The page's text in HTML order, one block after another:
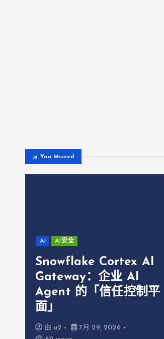
You Missed
AI AI安全
Snowflake Cortex AI
Gateway：企业 AI
Agent 的「信任控制平
面」
由 u2
7月 29, 2026